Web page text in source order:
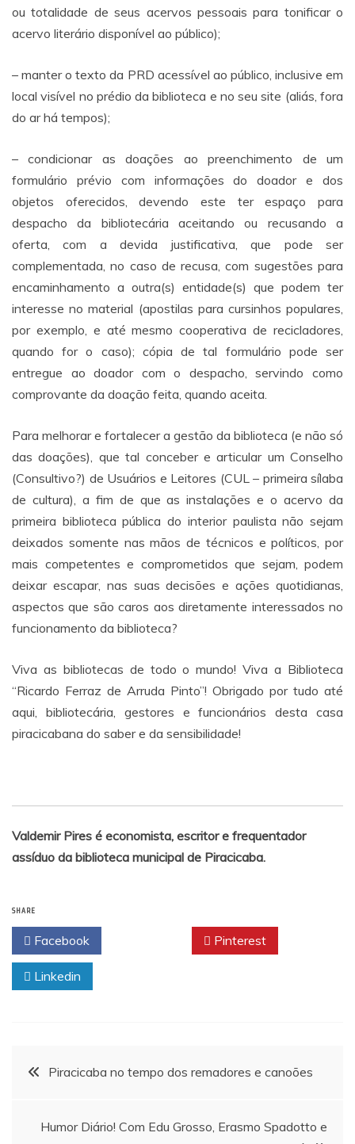
ou totalidade de seus acervos pessoais para tonificar o
acervo literário disponível ao público);
– manter o texto da PRD acessível ao público, inclusive em
local visível no prédio da biblioteca e no seu site (aliás, fora
do ar há tempos);
– condicionar as doações ao preenchimento de um
formulário prévio com informações do doador e dos
objetos oferecidos, devendo este ter espaço para
despacho da bibliotecária aceitando ou recusando a
oferta, com a devida justificativa, que pode ser
complementada, no caso de recusa, com sugestões para
encaminhamento a outra(s) entidade(s) que podem ter
interesse no material (apostilas para cursinhos populares,
por exemplo, e até mesmo cooperativa de recicladores,
quando for o caso); cópia de tal formulário pode ser
entregue ao doador com o despacho, servindo como
comprovante da doação feita, quando aceita.
Para melhorar e fortalecer a gestão da biblioteca (e não só
das doações), que tal conceber e articular um Conselho
(Consultivo?) de Usuários e Leitores (CUL – primeira sílaba
de cultura), a fim de que as instalações e o acervo da
primeira biblioteca pública do interior paulista não sejam
deixados somente nas mãos de técnicos e políticos, por
mais competentes e comprometidos que sejam, podem
deixar escapar, nas suas decisões e ações quotidianas,
aspectos que são caros aos diretamente interessados no
funcionamento da biblioteca?
Viva as bibliotecas de todo o mundo! Viva a Biblioteca
“Ricardo Ferraz de Arruda Pinto”! Obrigado por tudo até
aqui, bibliotecária, gestores e funcionários desta casa
piracicabana do saber e da sensibilidade!
Valdemir Pires é economista, escritor e frequentador
assíduo da biblioteca municipal de Piracicaba.
SHARE
Facebook Pinterest
Linkedin
Navegação
Piracicaba no tempo dos remadores e canoões
Humor Diário! Com Edu Grosso, Erasmo Spadotto e